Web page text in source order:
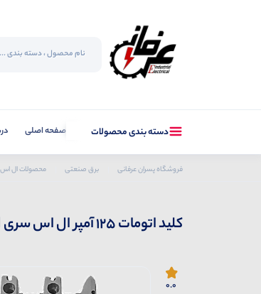
دسته بندی محصولات صفحه اصلی
فروشگاه پسران عرفانی برق صنعتی محصولات ال اس
کلید اتومات 125 آمپر ال اس سری ABH
0.0